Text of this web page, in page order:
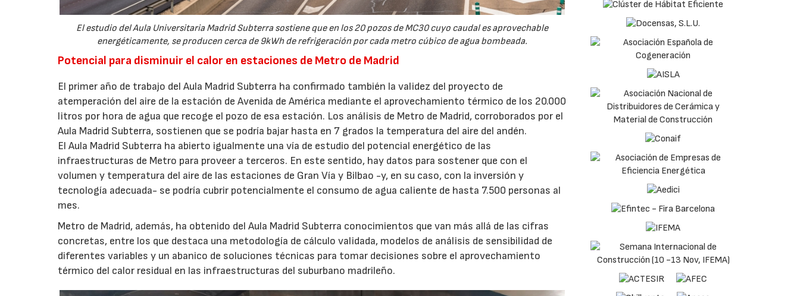
El estudio del Aula Universitaria Madrid Subterra sostiene que en los 20 pozos de MC30 cuyo caudal es aprovechable
energéticamente, se producen cerca de 9kWh de refrigeración por cada metro cúbico de agua bombeada.
Potencial para disminuir el calor en estaciones de Metro de Madrid
El primer año de trabajo del Aula Madrid Subterra ha confirmado también la validez del proyecto de
atemperación del aire de la estación de Avenida de América mediante el aprovechamiento térmico de los 20.000
litros por hora de agua que recoge el pozo de esa estación. Los análisis de Metro de Madrid, corroborados por el
Aula Madrid Subterra, sostienen que se podría bajar hasta en 7 grados la temperatura del aire del andén.
El Aula Madrid Subterra ha abierto igualmente una vía de estudio del potencial energético de las
infraestructuras de Metro para proveer a terceros. En este sentido, hay datos para sostener que con el
volumen y temperatura del aire de las estaciones de Gran Vía y Bilbao -y, en su caso, con la inversión y
tecnología adecuada- se podría cubrir potencialmente el consumo de agua caliente de hasta 7.500 personas al
mes.
Metro de Madrid, además, ha obtenido del Aula Madrid Subterra conocimientos que van más allá de las cifras
concretas, entre los que destaca una metodología de cálculo validada, modelos de análisis de sensibilidad de
diferentes variables y un abanico de soluciones técnicas para tomar decisiones sobre el aprovechamiento
térmico del calor residual en las infraestructuras del suburbano madrileño.